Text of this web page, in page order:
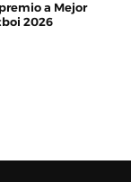
a Mejor
2026